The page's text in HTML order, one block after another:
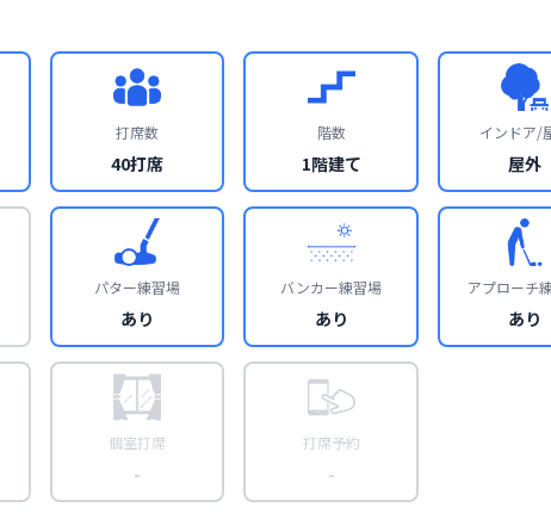
打席数
40打席
階数
1階建て
インドア/
屋外
パター練習場
あり
バンカー練習場
あり
アプローチ
あり
個室打席
-
打席予約
-